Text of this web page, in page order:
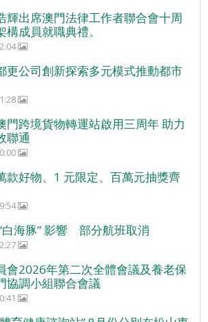
輝出席澳門法律工作者聯合會十周
構成員就職典禮。
更公司創新探索多元模式推動都市
門跨境貨物轉運站啟用三周年 助力
聯通
款好物、1 元限定、百萬元抽獎齊
白海豚” 影響 部分航班取消
會2026年第二次全體會議及養老保
協調小組聯合會議